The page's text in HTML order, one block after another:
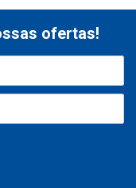
ofertas!